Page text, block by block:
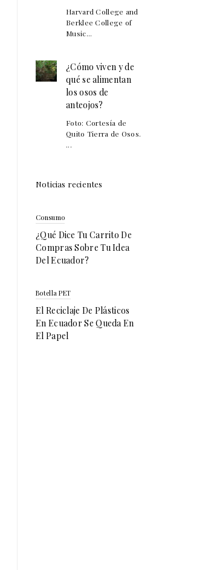
Harvard College and
Berklee College of
Music...
¿Cómo viven y de
qué se alimentan
los osos de
anteojos?
Foto: Cortesía de
Quito Tierra de Osos.
...
Noticias recientes
Consumo
¿Qué Dice Tu Carrito De
Compras Sobre Tu Idea
Del Ecuador?
Botella PET
El Reciclaje De Plásticos
En Ecuador Se Queda En
El Papel